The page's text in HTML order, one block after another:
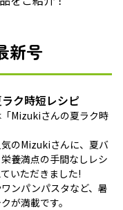
新号
ク時短レシピ
Mizukiさんの夏ラク時
のMizukiさんに、夏バ
養満点の手間なしレシ
いただきました!
ンパンパスタなど、暑
が満載です。